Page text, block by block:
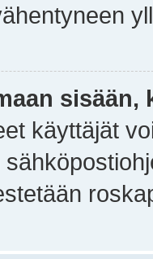
sisään,
käyttäjät